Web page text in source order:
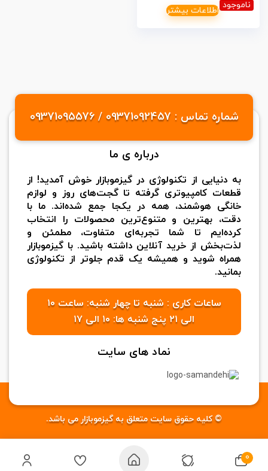
ناموجود اطلاعات بیشتر
شماره تماس : 09371092457 / 09371095576
درباره ی ما
به دنیایی از تکنولوژی در گیزموبازار خوش آمدید! از
قطعات کامپیوتری گرفته تا گجت‌های روز و لوازم
خانگی هوشمند، همه در یکجا جمع شده‌اند. ما با
دقت، بهترین و متنوع‌ترین محصولات را انتخاب
کرده‌ایم تا شما تجربه‌ای متفاوت، مطمئن و
لذت‌بخش از خرید آنلاین داشته باشید. با گیزموبازار
همراه شوید و همیشه یک قدم جلوتر از تکنولوژی
بمانید.
ساعات کاری : شنبه تا چهار شنبه: ساعت ۱۰
الی ۲۱ پنج شنبه ها: ۱۰ الی ۱۷
نماد های سایت
© کلیه حقوق سایت متعلق به گیزموبازار می باشد.
0